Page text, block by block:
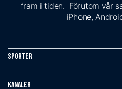
fram i tiden. Förutom vår
iPhone,
Sporter
Kanaler